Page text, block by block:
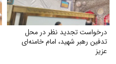
درخواست تجدید نظر در محل
تدفین رهبر شهید، امام خامنه‌ای
عزیز